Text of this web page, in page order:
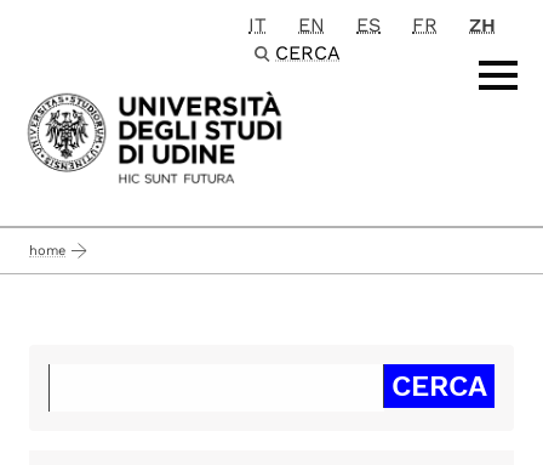
Passa al contenuto principale
IT EN ES FR
ZH
CERCA
home